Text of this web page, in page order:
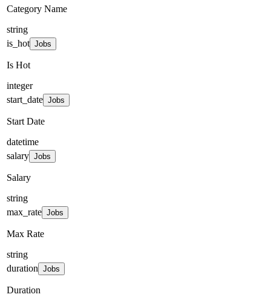
Category Name
string
is_hot Jobs
Is Hot
integer
start_date Jobs
Start Date
datetime
salary Jobs
Salary
string
max_rate Jobs
Max Rate
string
duration Jobs
Duration